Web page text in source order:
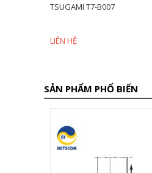
TSUGAMI T7-B007
LIÊN HỆ
SẢN PHẨM PHỔ BIẾN